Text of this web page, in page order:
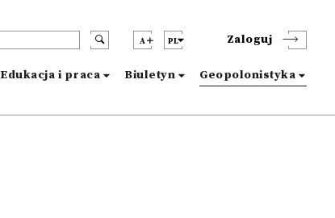
A PL Zaloguj
Edukacja i praca Biuletyn Geopolonistyka